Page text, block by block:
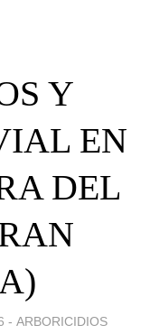
Y
EN
DEL
- ARBORICIDIOS